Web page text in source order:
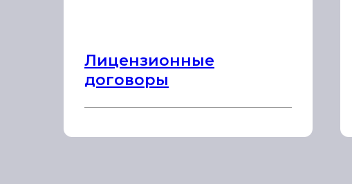
Лицензионные
договоры